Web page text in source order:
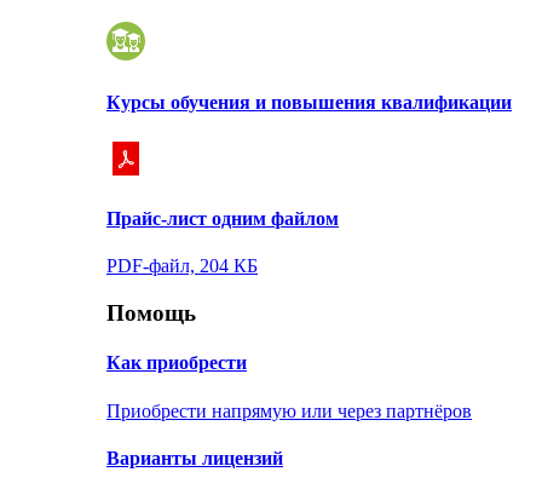
Курсы обучения и повышения квалификации
Прайс-лист одним файлом
PDF-файл, 204 КБ
Помощь
Как приобрести
Приобрести напрямую или через партнёров
Варианты лицензий